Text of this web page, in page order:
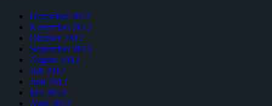
Dezember 2012
November 2012
Oktober 2012
September 2012
August 2012
Juli 2012
Juni 2012
Mai 2012
April 2012